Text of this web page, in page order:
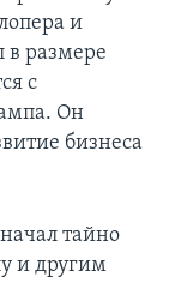
и
в размере
с
Он
бизнеса
тайно
и другим